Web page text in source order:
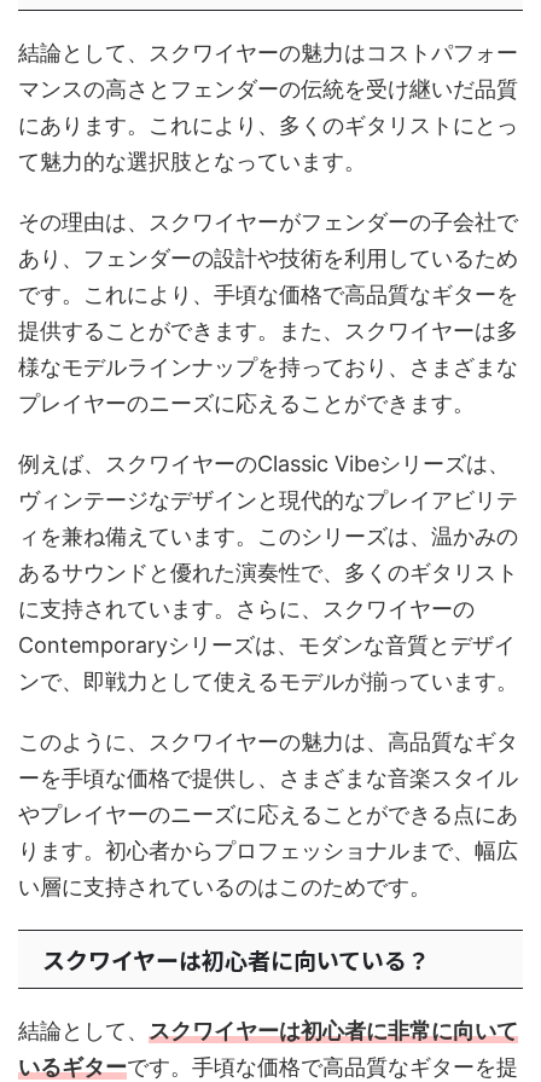
結論として、スクワイヤーの魅力はコストパフォー
マンスの高さとフェンダーの伝統を受け継いだ品質
にあります。これにより、多くのギタリストにとっ
て魅力的な選択肢となっています。
その理由は、スクワイヤーがフェンダーの子会社で
あり、フェンダーの設計や技術を利用しているため
です。これにより、手頃な価格で高品質なギターを
提供することができます。また、スクワイヤーは多
様なモデルラインナップを持っており、さまざまな
プレイヤーのニーズに応えることができます。
例えば、スクワイヤーのClassic Vibeシリーズは、
ヴィンテージなデザインと現代的なプレイアビリテ
ィを兼ね備えています。このシリーズは、温かみの
あるサウンドと優れた演奏性で、多くのギタリスト
に支持されています。さらに、スクワイヤーの
Contemporaryシリーズは、モダンな音質とデザイ
ンで、即戦力として使えるモデルが揃っています。
このように、スクワイヤーの魅力は、高品質なギタ
ーを手頃な価格で提供し、さまざまな音楽スタイル
やプレイヤーのニーズに応えることができる点にあ
ります。初心者からプロフェッショナルまで、幅広
い層に支持されているのはこのためです。
スクワイヤーは初心者に向いている？
結論として、 スクワイヤーは初心者に非常に向いて
いるギターです。手頃な価格で高品質なギターを提